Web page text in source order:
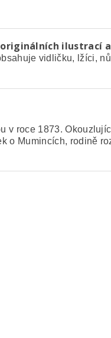
ilustrací
vidličku, lžíci,
v roce 1873.
o Mumincích, rodině